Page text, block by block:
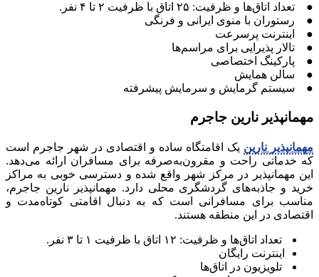
● تعداد اتاق‌ها و ظرفیت: ۲۵ اتاق با ظرفیت ۲ تا ۴ نفر.
● رستوران با منوی ایرانی و فرنگی
● اینترنت پرسرعت
● تالار پذیرایی برای مراسم‌ها
● پارکینگ اختصاصی
● سالن همایش
● سیستم گرمایش و سرمایش پیشرفته
مهمانپذیر نارین جاجرم
مهمانپذیر نارین یک اقامتگاه ساده و اقتصادی در شهر جاجرم است
که خدماتی راحت و مقرون‌به‌صرفه برای مسافران ارائه می‌دهد.
این مهمانپذیر در مرکز شهر واقع شده و دسترسی خوبی به مراکز
خرید و جاذبه‌های گردشگری محلی دارد. مهمانپذیر نارین جاجرم،
مناسب برای مسافرانی است که به دنبال اقامتی کوتاه‌مدت و
اقتصادی در این منطقه هستند.
تعداد اتاق‌ها و ظرفیت: ۱۲ اتاق با ظرفیت ۱ تا ۳ نفر.
اینترنت رایگان
تلویزیون در اتاق‌ها